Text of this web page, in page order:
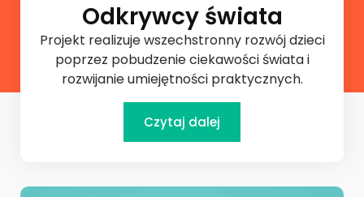
Odkrywcy świata
Projekt realizuje wszechstronny rozwój dzieci
poprzez pobudzenie ciekawości świata i
rozwijanie umiejętności praktycznych.
Czytaj dalej